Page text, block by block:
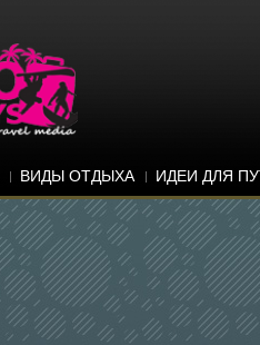
ВИДЫ ОТДЫХА ИДЕИ ДЛЯ